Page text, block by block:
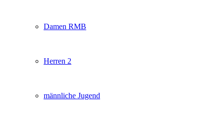
Damen RMB
Herren 2
männliche Jugend